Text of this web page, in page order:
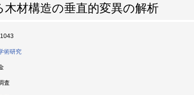
材構造の垂直的変異の解析
術研究
査